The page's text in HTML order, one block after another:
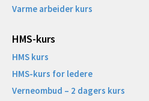
Varme arbeider kurs
HMS-kurs
HMS kurs
HMS-kurs for ledere
Verneombud – 2 dagers kurs